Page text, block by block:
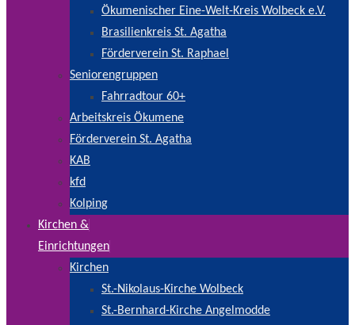
Ökumenischer Eine-Welt-Kreis Wolbeck e.V.
Brasilienkreis St. Agatha
Förderverein St. Raphael
Seniorengruppen
Fahrradtour 60+
Arbeitskreis Ökumene
Förderverein St. Agatha
KAB
kfd
Kolping
Kirchen &
Einrichtungen
Kirchen
St.-Nikolaus-Kirche Wolbeck
St.-Bernhard-Kirche Angelmodde